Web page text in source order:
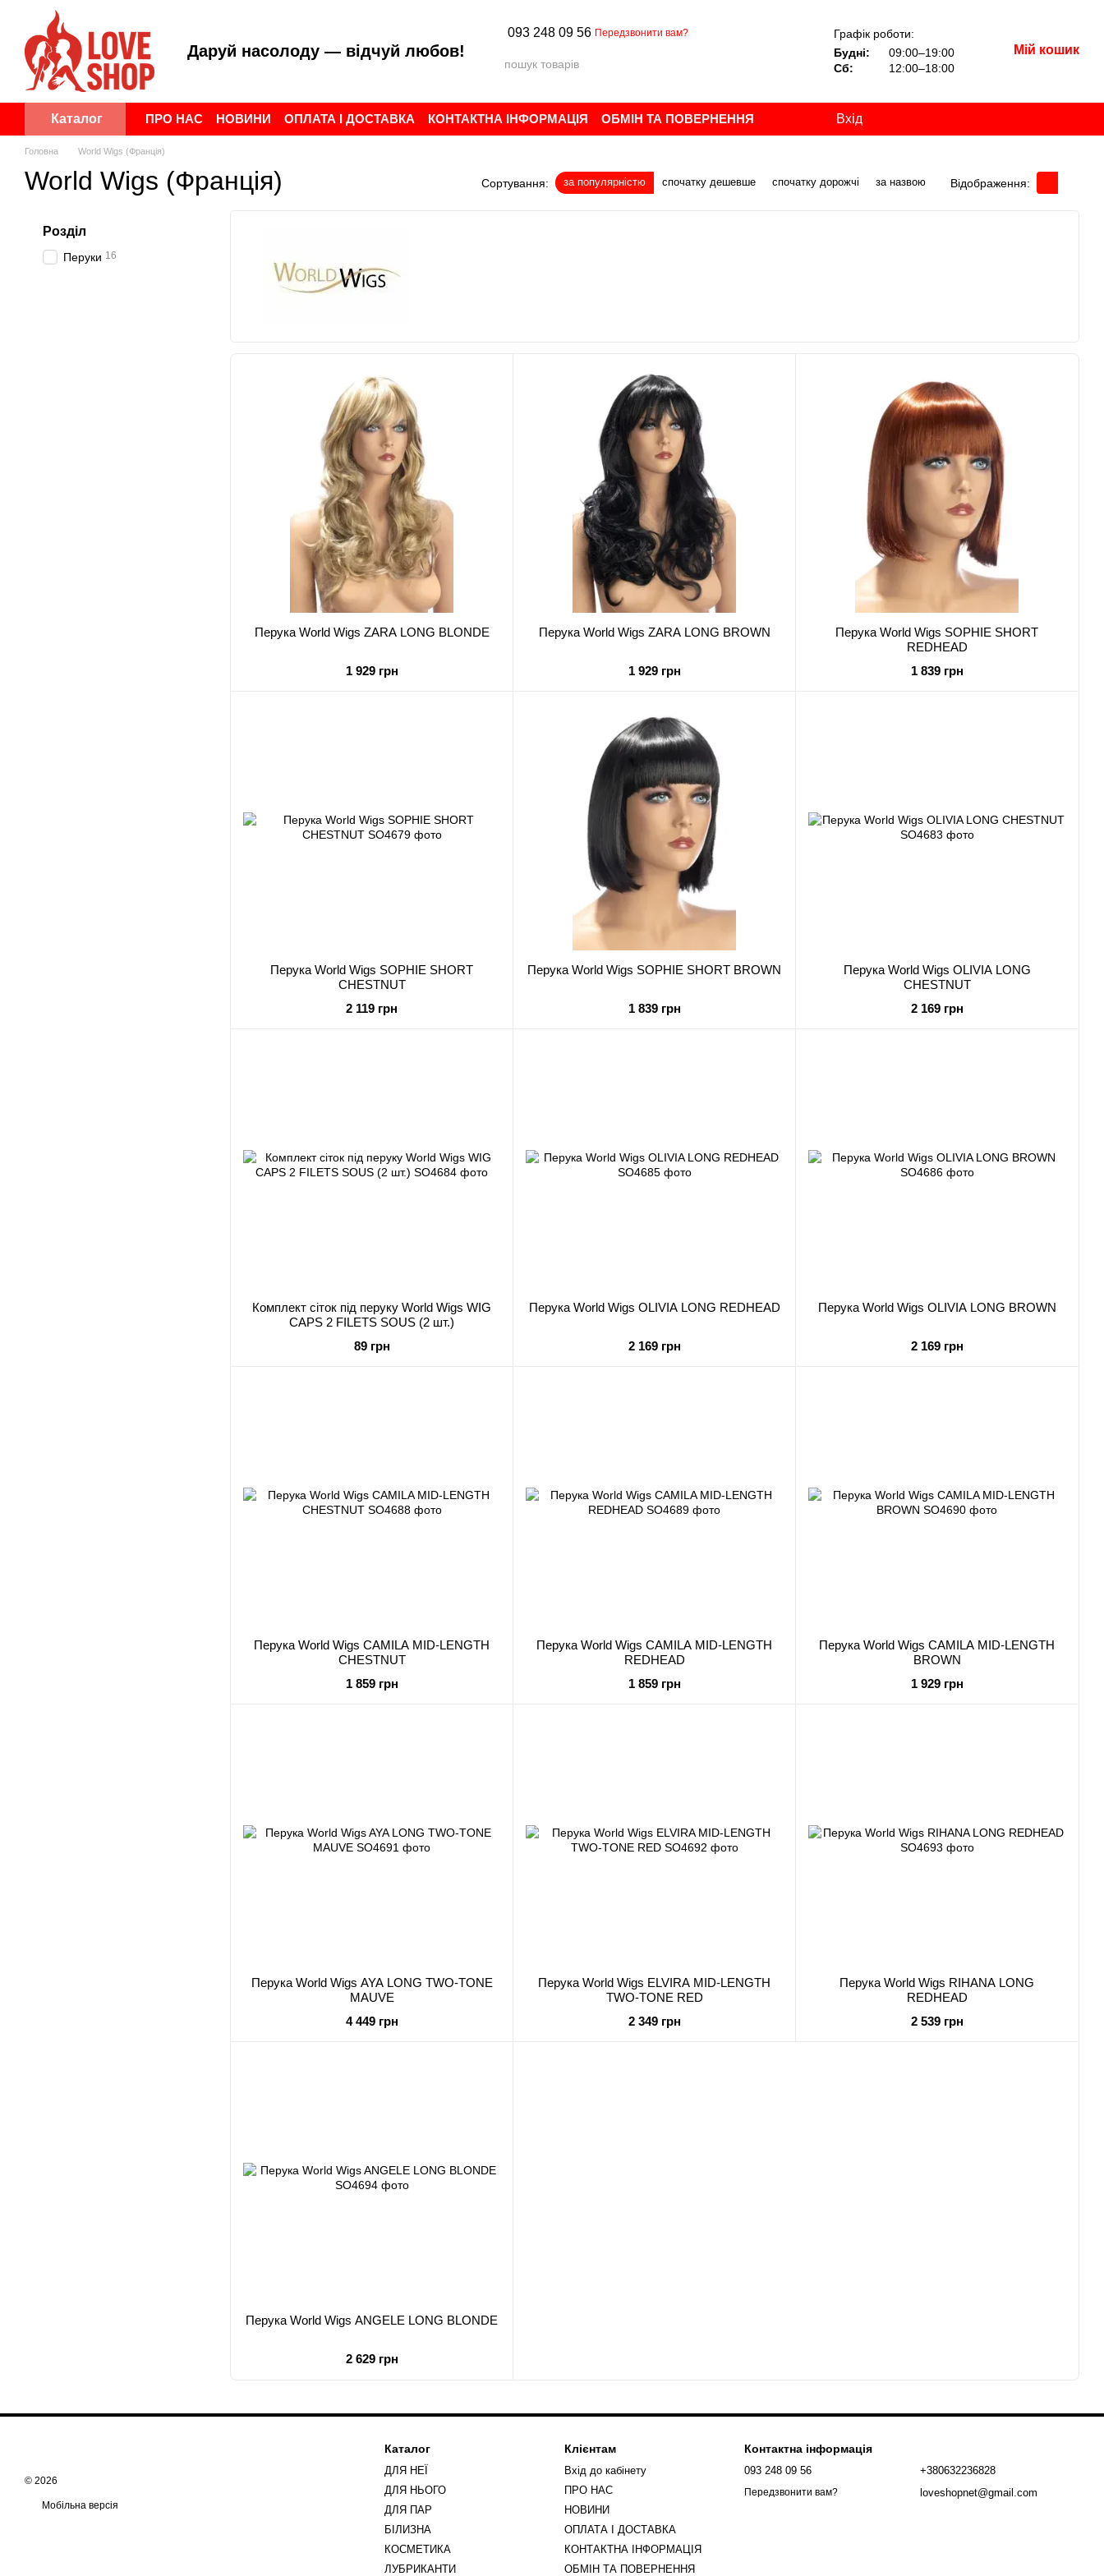
Перейти до основного контенту
Даруй насолоду — відчуй любов!
093 248 09 56 Передзвонити вам?
Графік роботи:
Будні:
09:00–19:00
Сб:
12:00–18:00
Мій кошик
Каталог ПРО НАС НОВИНИ ОПЛАТА І ДОСТАВКА КОНТАКТНА ІНФОРМАЦІЯ
ОБМІН ТА ПОВЕРНЕННЯ
ПУБЛІЧНА ОФЕРТА
УГОДА КОРИСТУВАЧА БРЕНДИ ВІДГУКИ ПРО МАГАЗИН
Вхід
Головна World Wigs (Франція)
World Wigs (Франція) Сортування: за популярністю спочатку дешевше спочатку дорожчі за назвою Відображення:
Перука World Wigs ZARA LONG BLONDE
1 929 грн
Перука World Wigs ZARA LONG BROWN
1 929 грн
Перука World Wigs SOPHIE SHORT
REDHEAD
1 839 грн
Перука World Wigs SOPHIE SHORT
CHESTNUT
2 119 грн
Перука World Wigs SOPHIE SHORT BROWN
1 839 грн
Перука World Wigs OLIVIA LONG
CHESTNUT
2 169 грн
Комплект сіток під перуку World Wigs WIG
CAPS 2 FILETS SOUS (2 шт.)
89 грн
Перука World Wigs OLIVIA LONG REDHEAD
2 169 грн
Перука World Wigs OLIVIA LONG BROWN
2 169 грн
Перука World Wigs CAMILA MID-LENGTH
CHESTNUT
1 859 грн
Перука World Wigs CAMILA MID-LENGTH
REDHEAD
1 859 грн
Перука World Wigs CAMILA MID-LENGTH
BROWN
1 929 грн
Перука World Wigs AYA LONG TWO-TONE
MAUVE
4 449 грн
Перука World Wigs ELVIRA MID-LENGTH
TWO-TONE RED
2 349 грн
Перука World Wigs RIHANA LONG
REDHEAD
2 539 грн
Перука World Wigs ANGELE LONG BLONDE
2 629 грн
Розділ
Перуки 16
© 2026
Мобільна версія
Каталог
ДЛЯ НЕЇ
ДЛЯ НЬОГО
ДЛЯ ПАР
БІЛИЗНА
КОСМЕТИКА
ЛУБРИКАНТИ
Клієнтам
Вхід до кабінету
ПРО НАС
НОВИНИ
ОПЛАТА І ДОСТАВКА
КОНТАКТНА ІНФОРМАЦІЯ
ОБМІН ТА ПОВЕРНЕННЯ
Контактна інформація
093 248 09 56
Передзвонити вам?
+380632236828
loveshopnet@gmail.com